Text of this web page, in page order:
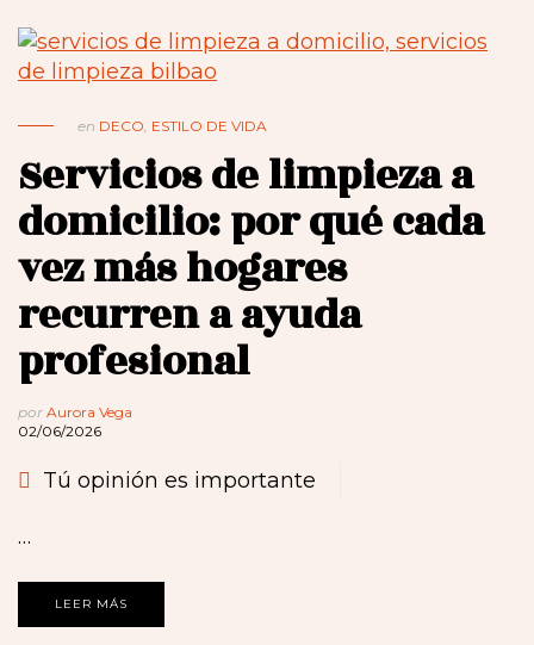
en DECO, ESTILO DE VIDA
Servicios de limpieza a
domicilio: por qué cada
vez más hogares
recurren a ayuda
profesional
por Aurora Vega
02/06/2026
Tú opinión es importante
…
LEER MÁS